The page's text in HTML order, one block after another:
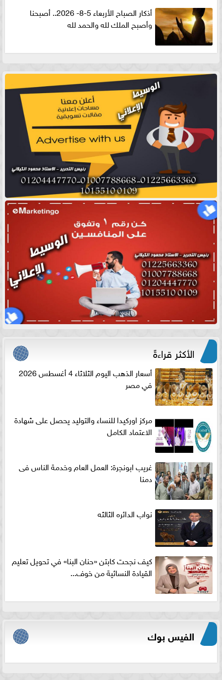
أذكار الصباح الأربعاء 5-8- 2026.. أصبحنا
وأصبح الملك لله والحمد لله
الأكثر قراءةً
أسعار الذهب اليوم الثلاثاء 4 أغسطس 2026
في مصر
مركز اوركيدا للنساء والتوليد يحصل على شهادة
الاعتماد الكامل
غريب ابونجرة: العمل العام وخدمة الناس فى
دمنا
نواب الدائره الثالثه
كيف نجحت كابتن «حنان البنا» في تحويل تعليم
القيادة النسائية من خوف...
الفيس بوك